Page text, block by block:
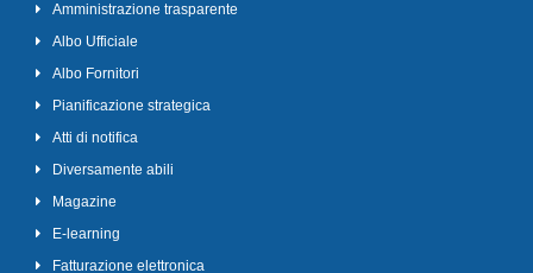
Amministrazione trasparente
Albo Ufficiale
Albo Fornitori
Pianificazione strategica
Atti di notifica
Diversamente abili
Magazine
E-learning
Fatturazione elettronica